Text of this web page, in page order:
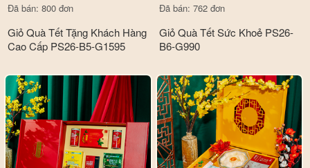
Đã bán: 800 đơn
Giỏ Quà Tết Tặng Khách Hàng
Cao Cấp PS26-B5-G1595
Đã bán: 762 đơn
Giỏ Quà Tết Sức Khoẻ PS26-
B6-G990